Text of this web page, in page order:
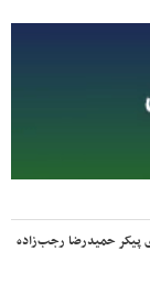
حمیدرضا رجب‌زاده